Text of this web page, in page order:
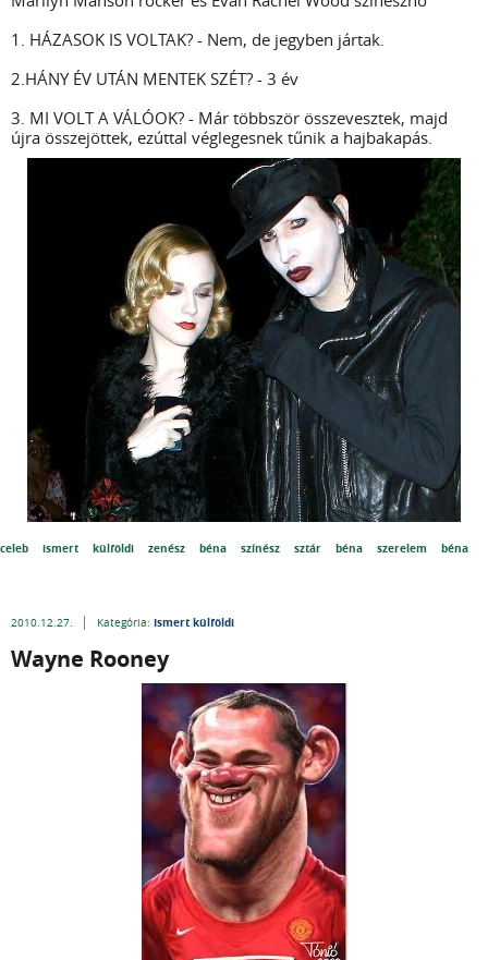
1. HÁZASOK IS VOLTAK? - Nem, de jegyben jártak.
2.HÁNY ÉV UTÁN MENTEK SZÉT? - 3 év
3. MI VOLT A VÁLÓOK? - Már többször összevesztek, majd
újra összejöttek, ezúttal véglegesnek tűnik a hajbakapás.
celeb ismert külföldi zenész béna színész sztár béna szerelem béna
2010.12.27. Kategória: Ismert külföldi
Wayne Rooney